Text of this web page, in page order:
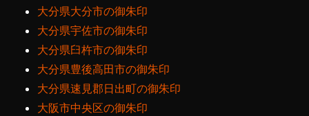
大分県大分市の御朱印
大分県宇佐市の御朱印
大分県臼杵市の御朱印
大分県豊後高田市の御朱印
大分県速見郡日出町の御朱印
大阪市中央区の御朱印